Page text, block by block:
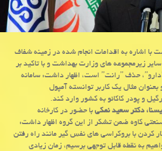
با اشاره به اقدامات انجام شده در زمینه شفاف
زیرمجموعه های وزارت بهداشت و با تاكید بر
اینكه بزرگ ترین اولویتم در ˮداروˮ، حذف ˮرانتˮ است، اظهار داشت: سامانه
مثال یك كاربر توانسته آمپول
و پودر كاكائو به كشور وارد كند.
دكتر سعید نمكیبا حضور در كارخانه
كاوه ضمن تشكر از این گروه اظهار داشت:
كردن با بروكراسی های نفس گیر مانند راه رفتن
به نقطه قابل توجهی برسیم، زمان زیادی